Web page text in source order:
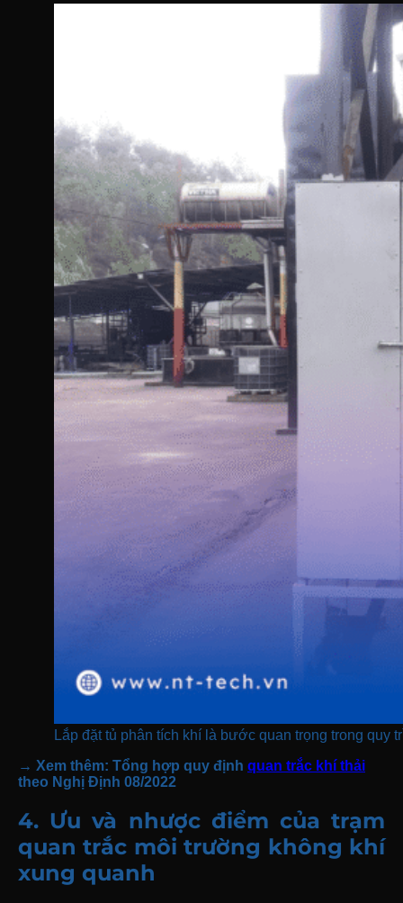
Lắp đặt tủ phân tích khí là bước quan trọng trong quy
→ Xem thêm: Tổng hợp quy định quan trắc khí thải
theo Nghị Định 08/2022
4. Ưu và nhược điểm của trạm
quan trắc môi trường không khí
xung quanh